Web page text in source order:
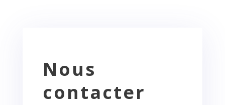
Nous
contacter